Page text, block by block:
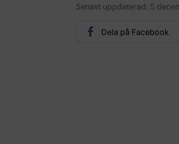
Senast uppdaterad: 5
Dela på Facebook